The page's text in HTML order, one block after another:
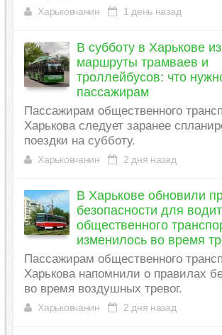
Харьковчанин 1 день назад
В субботу в Харькове
маршруты трамваев и
троллейбусов: что
пассажирам
Пассажирам общественного
Харькова следует заранее
поездки на субботу.
Харьковчанин 2 дня назад
В Харькове обновили
безопасности для
общественного
изменилось во время
Пассажирам общественного
Харькова напомнили о правилах
во время воздушных тревог.
Харьковчанин 2 дня назад